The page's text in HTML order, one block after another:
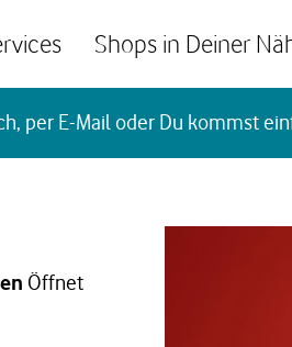
Shops in Deiner
per E-Mail oder Du kommst
Öffnet